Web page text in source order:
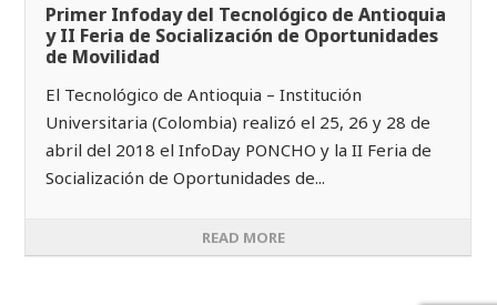
Primer Infoday del Tecnológico de Antioquia
y II Feria de Socialización de Oportunidades
de Movilidad
El Tecnológico de Antioquia – Institución
Universitaria (Colombia) realizó el 25, 26 y 28 de
abril del 2018 el InfoDay PONCHO y la II Feria de
Socialización de Oportunidades de...
READ MORE